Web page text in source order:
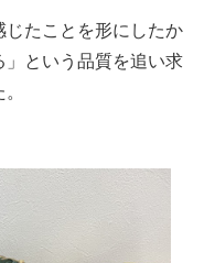
じたことを形にしたか
」という品質を追い求